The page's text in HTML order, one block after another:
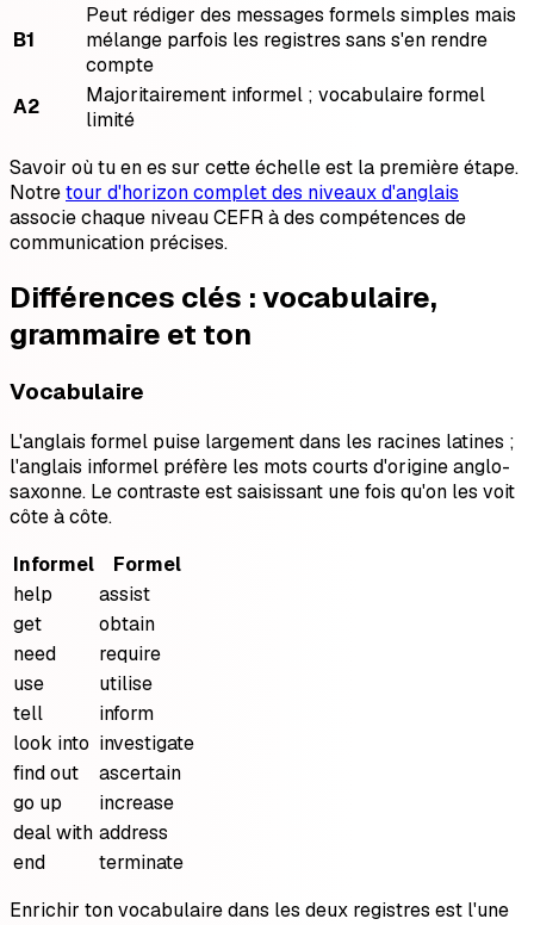
B1
Peut rédiger des messages formels simples mais
mélange parfois les registres sans s'en rendre
compte
A2
Majoritairement informel ; vocabulaire formel
limité
Savoir où tu en es sur cette échelle est la première étape.
Notretour d'horizon complet des niveaux d'anglais
associe chaque niveau CEFR à des compétences de
communication précises.
Différences clés : vocabulaire,
grammaire et ton
Vocabulaire
L'anglais formel puise largement dans les racines latines ;
l'anglais informel préfère les mots courts d'origine anglo-
saxonne. Le contraste est saisissant une fois qu'on les voit
côte à côte.
Informel
Formel
help
assist
get
obtain
need
require
use
utilise
tell
inform
look into investigate
find out
ascertain
go up
increase
deal with address
end
terminate
Enrichir ton vocabulaire dans les deux registres est l'une